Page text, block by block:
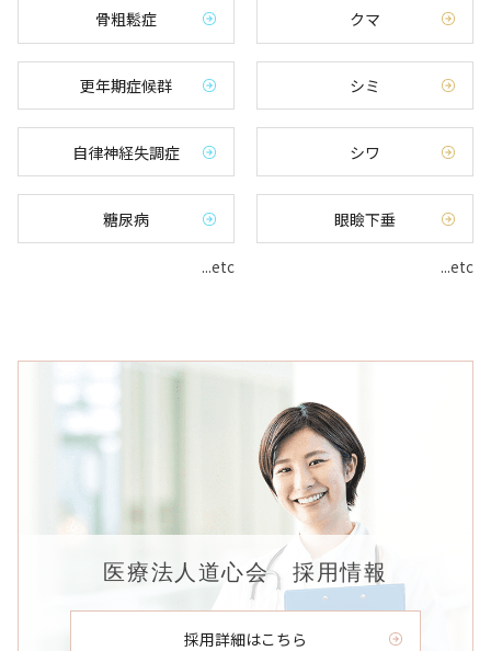
骨粗鬆症
更年期症候群
自律神経失調症
糖尿病
...etc
クマ
シミ
シワ
眼瞼下垂
...etc
医療法人道心会 採用情報
採用詳細はこちら